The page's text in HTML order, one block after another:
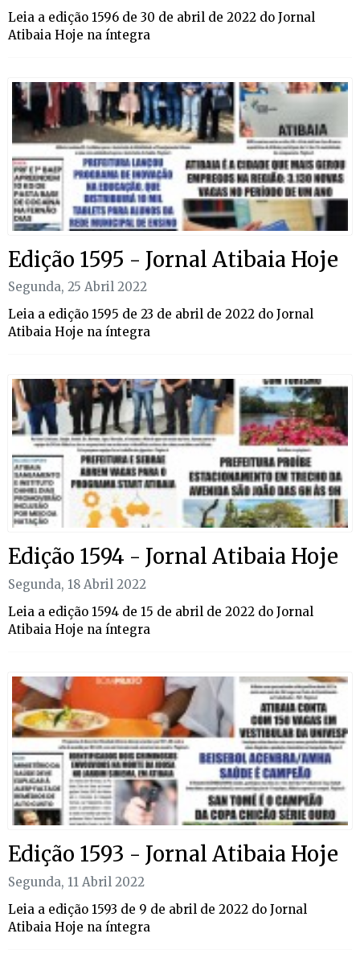
Leia a edição 1596 de 30 de abril de 2022 do Jornal
Atibaia Hoje na íntegra
Edição 1595 - Jornal Atibaia Hoje
Segunda, 25 Abril 2022
Leia a edição 1595 de 23 de abril de 2022 do Jornal
Atibaia Hoje na íntegra
Edição 1594 - Jornal Atibaia Hoje
Segunda, 18 Abril 2022
Leia a edição 1594 de 15 de abril de 2022 do Jornal
Atibaia Hoje na íntegra
Edição 1593 - Jornal Atibaia Hoje
Segunda, 11 Abril 2022
Leia a edição 1593 de 9 de abril de 2022 do Jornal
Atibaia Hoje na íntegra